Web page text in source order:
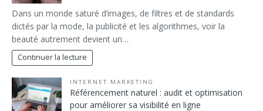
Dans un monde saturé d’images, de filtres et de standards
dictés par la mode, la publicité et les algorithmes, voir la
beauté autrement devient un…
Continuer la lecture
INTERNET MARKETING
Référencement naturel : audit et optimisation
pour améliorer sa visibilité en ligne